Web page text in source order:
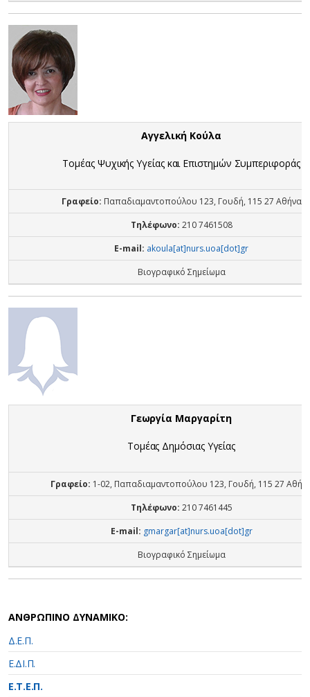
Αγγελική Κούλα
Τομέας Ψυχικής Υγείας και Επιστημών Συμπεριφοράς
Γραφείο: Παπαδιαμαντοπούλου 123, Γουδή, 115 27 Αθήνα
Τηλέφωνο: 210 7461508
E-mail: akoula[at]nurs.uoa[dot]gr
Βιογραφικό Σημείωμα
Γεωργία Μαργαρίτη
Τομέας Δημόσιας Υγείας
Γραφείο: 1-02, Παπαδιαμαντοπούλου 123, Γουδή, 115 27
Τηλέφωνο: 210 7461445
E-mail: gmargar[at]nurs.uoa[dot]gr
Βιογραφικό Σημείωμα
ΑΝΘΡΩΠΙΝΟ ΔΥΝΑΜΙΚΟ:
Δ.Ε.Π.
Ε.ΔΙ.Π.
Ε.Τ.Ε.Π.